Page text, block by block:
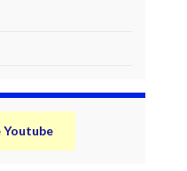
Youtube